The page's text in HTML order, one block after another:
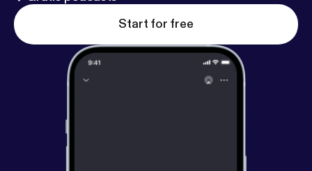
Start for free